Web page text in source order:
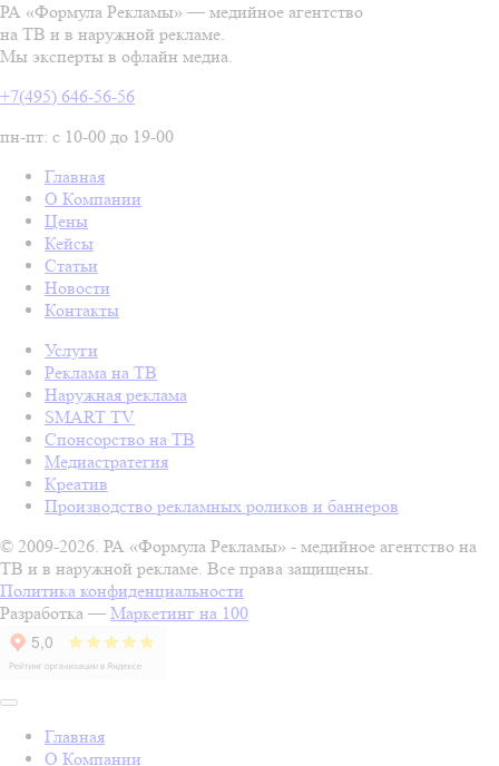
РА «Формула Рекламы» — медийное агентство
на ТВ и в наружной рекламе.
Мы эксперты в офлайн медиа.
+7(495) 646-56-56
пн-пт: с 10-00 до 19-00
Главная
О Компании
Цены
Кейсы
Статьи
Новости
Контакты
Услуги
Реклама на ТВ
Наружная реклама
SMART TV
Спонсорство на ТВ
Медиастратегия
Креатив
Производство рекламных роликов и баннеров
© 2009-2026. РА «Формула Рекламы» - медийное агентство на
ТВ и в наружной рекламе. Все права защищены.
Политика конфиденциальности
Разработка — Маркетинг на 100
Главная
О Компании